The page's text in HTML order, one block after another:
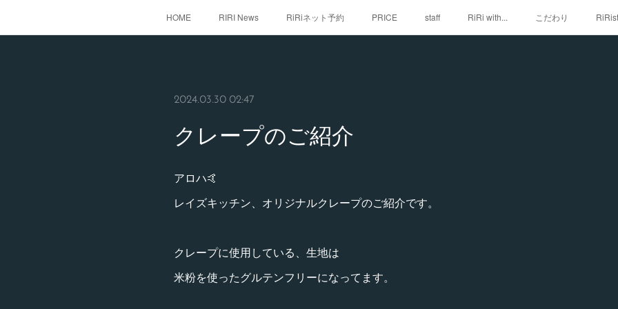
HOME RIRI News RiRiネット予約 PRICE staff RiRi with... こだわり
2024.03.30 02:47
クレープのご紹介
アロハ🤙
レイズキッチン、オリジナルクレープのご紹介です。
クレープに使用している、生地は
米粉を使ったグルテンフリーになってます。